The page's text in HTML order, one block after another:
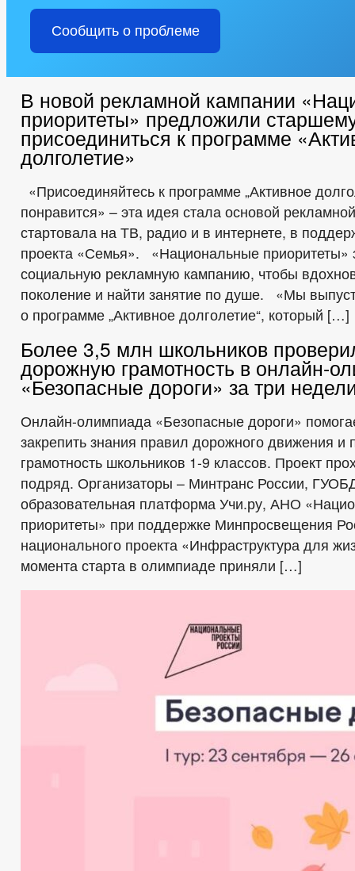
Сообщить о проблеме
В новой рекламной кампании
приоритеты» предложили
присоединиться к программе
долголетие»
«Присоединяйтесь к программе „Активное
понравится» – эта идея стала основой
стартовала на ТВ, радио и в интернете, в
проекта «Семья». «Национальные приоритеты»
социальную рекламную кампанию, чтобы
поколение и найти занятие по душе. «Мы
о программе „Активное долголетие“, который […]
Более 3,5 млн школьников
дорожную грамотность в онлайн-
«Безопасные дороги» за три
Онлайн-олимпиада «Безопасные дороги»
закрепить знания правил дорожного движения
грамотность школьников 1-9 классов. Проект
подряд. Организаторы – Минтранс России,
образовательная платформа Учи.ру, АНО
приоритеты» при поддержке Минпросвещения
национального проекта «Инфраструктура для
момента старта в олимпиаде приняли […]